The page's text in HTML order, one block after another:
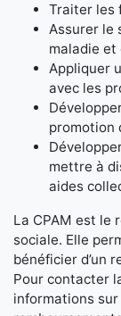
Traiter les
Assurer le
maladie et
Appliquer
avec les
promotion
mettre à
aides
La CPAM est le
sociale. Elle
bénéficier d’un
Pour contacter
informations